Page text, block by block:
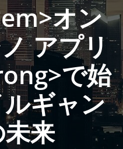
オン
アプリ
で始
ギャン
来